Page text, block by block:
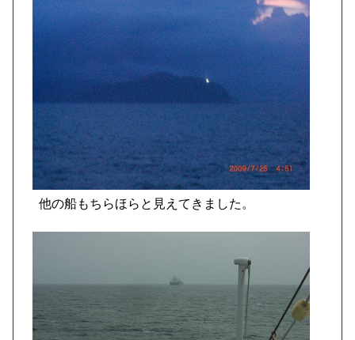
他の船もちらほらと見えてきました。